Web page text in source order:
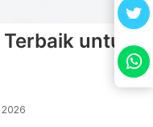
Terbaik untuk